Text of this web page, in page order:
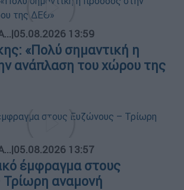
|05.08.2026 13:59
«Πολύ σημαντική η
ανάπλαση του χώρου της
|05.08.2026 13:57
έμφραγμα στους
αναμονή